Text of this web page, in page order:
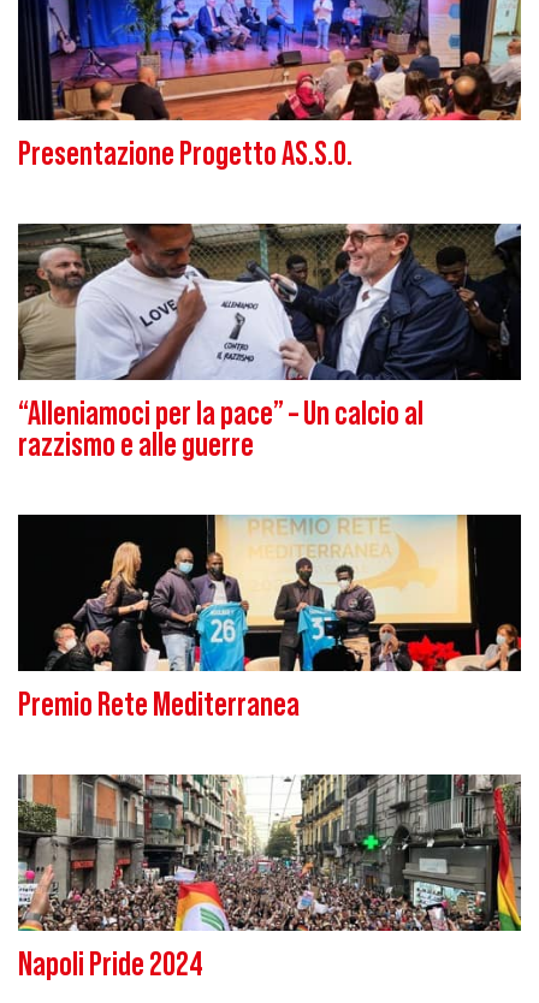
Presentazione Progetto AS.S.O.
“Alleniamoci per la pace” – Un calcio al
razzismo e alle guerre
Premio Rete Mediterranea
Napoli Pride 2024